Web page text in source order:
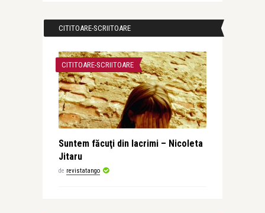
CITITOARE-SCRIITOARE
CITITOARE-SCRIITOARE
Suntem făcuţi din lacrimi – Nicoleta
Jitaru
de revistatango